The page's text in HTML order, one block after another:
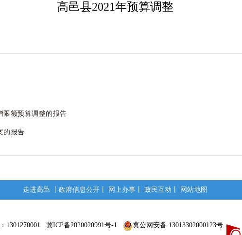
高邑县2021年预算调整
限额预算调整的报告
的报告